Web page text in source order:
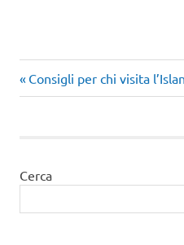
Navigazione
Articolo
precedente:
Consigli per chi visita
Cerca